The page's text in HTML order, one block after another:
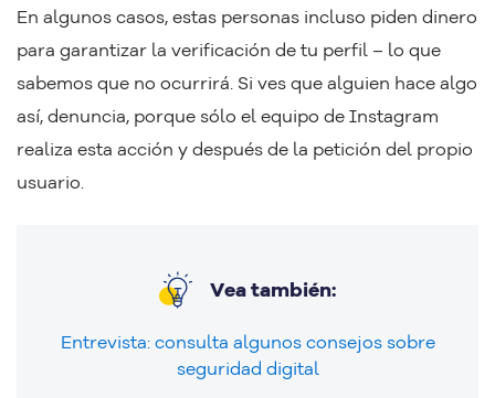
En algunos casos, estas personas incluso piden dinero
para garantizar la verificación de tu perfil – lo que
sabemos que no ocurrirá. Si ves que alguien hace algo
así, denuncia, porque sólo el equipo de Instagram
realiza esta acción y después de la petición del propio
usuario.
Vea también:
Entrevista: consulta algunos consejos sobre
seguridad digital